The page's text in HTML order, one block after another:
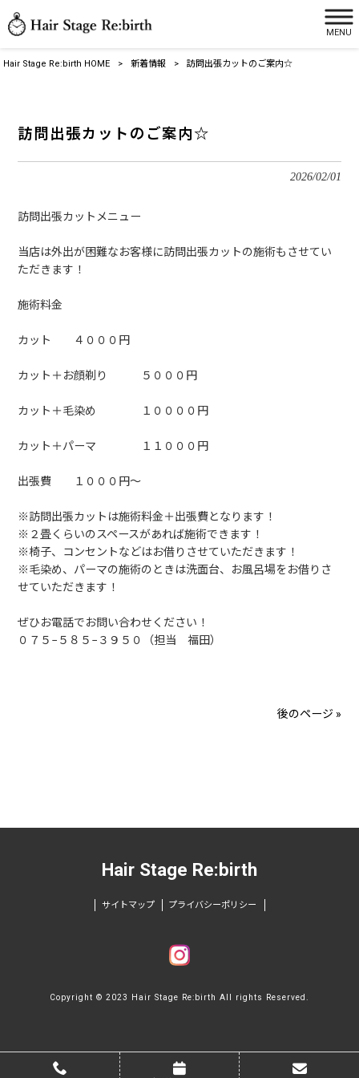
MENU
Hair Stage Re:birth HOME > 新着情報 > 訪問出張カットのご案内☆
訪問出張カットのご案内☆
2026/02/01
訪問出張カットメニュー
当店は外出が困難なお客様に訪問出張カットの施術もさせてい
ただきます！
施術料金
カット ４０００円
カット＋お顔剃り ５０００円
カット＋毛染め １００００円
カット＋パーマ １１０００円
出張費 １０００円〜
※訪問出張カットは施術料金＋出張費となります！
※２畳くらいのスペースがあれば施術できます！
※椅子、コンセントなどはお借りさせていただきます！
※毛染め、パーマの施術のときは洗面台、お風呂場をお借りさ
せていただきます！
ぜひお電話でお問い合わせください！
０７５−５８５−３９５０（担当 福田）
後のページ »
Hair Stage Re:birth
サイトマップ プライバシーポリシー
Copyright © 2023 Hair Stage Re:birth All rights Reserved.